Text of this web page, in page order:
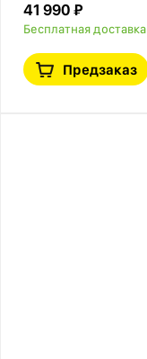
41 990 ₽
Бесплатная доставка
Предзаказ